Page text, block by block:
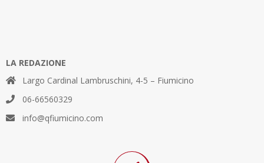
LA REDAZIONE
Largo Cardinal Lambruschini, 4-5 – Fiumicino
06-66560329
info@qfiumicino.com